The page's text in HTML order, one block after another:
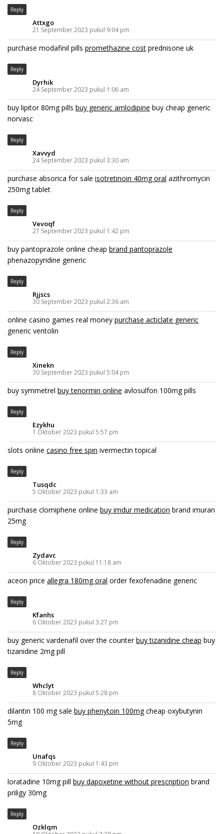
Reply
Attxgo
21 September 2023 pukul 9:04 pm
purchase modafinil pills promethazine cost prednisone uk
Reply
Dyrhik
24 September 2023 pukul 1:06 am
buy lipitor 80mg pills buy generic amlodipine buy cheap generic
norvasc
Reply
Xavvyd
24 September 2023 pukul 3:30 am
purchase absorica for sale isotretinoin 40mg oral azithromycin
250mg tablet
Reply
Vevoqf
27 September 2023 pukul 1:42 pm
buy pantoprazole online cheap brand pantoprazole
phenazopyridine generic
Reply
Rjjscs
30 September 2023 pukul 2:36 am
online casino games real money purchase acticlate generic
generic ventolin
Reply
Xinekn
30 September 2023 pukul 5:04 pm
buy symmetrel buy tenormin online avlosulfon 100mg pills
Reply
Ezykhu
1 Oktober 2023 pukul 5:57 pm
slots online casino free spin ivermectin topical
Reply
Tusqdc
5 Oktober 2023 pukul 1:33 am
purchase clomiphene online buy imdur medication brand imuran
25mg
Reply
Zydavc
6 Oktober 2023 pukul 11:18 am
aceon price allegra 180mg oral order fexofenadine generic
Reply
Kfanhs
6 Oktober 2023 pukul 3:27 pm
buy generic vardenafil over the counterbuy tizanidine cheap buy
tizanidine 2mg pill
Reply
Whclyt
8 Oktober 2023 pukul 5:28 pm
dilantin 100 mg sale buy phenytoin 100mgcheap oxybutynin
5mg
Reply
Unafqs
9 Oktober 2023 pukul 1:43 pm
loratadine 10mg pill buy dapoxetine without prescription brand
priligy 30mg
Reply
Ozklqm